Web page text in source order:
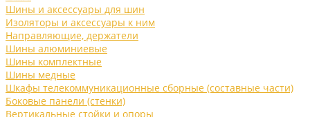
Шины и аксессуары для шин
Изоляторы и аксессуары к ним
Направляющие, держатели
Шины алюминиевые
Шины комплектные
Шины медные
Шкафы телекоммуникационные сборные (составные части)
Боковые панели (стенки)
Вертикальные стойки и опоры